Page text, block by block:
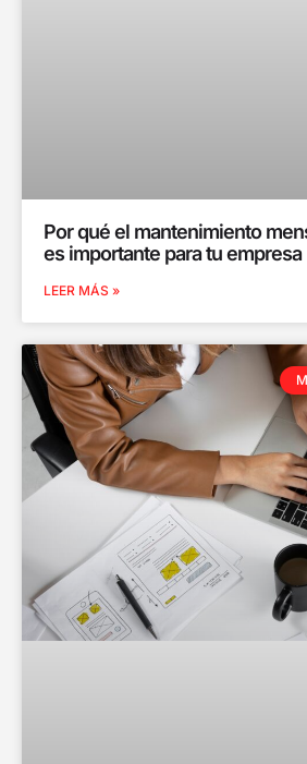
Por qué el mantenimiento
es importante para tu empresa
LEER MÁS »